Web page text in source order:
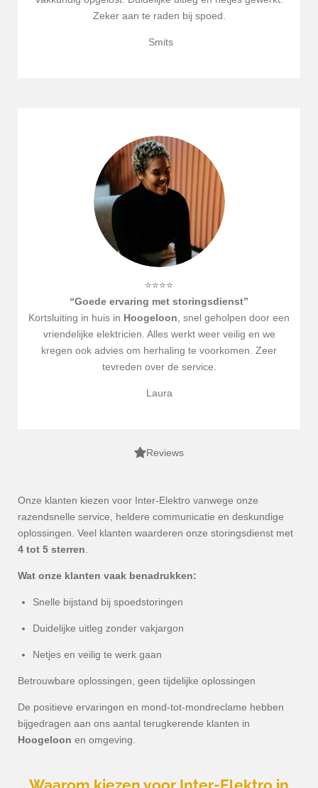
Zeker aan te raden bij spoed.
Smits
⭐⭐⭐⭐
“Goede ervaring met storingsdienst”
Kortsluiting in huis in Hoogeloon, snel geholpen door een
vriendelijke elektricien. Alles werkt weer veilig en we
kregen ook advies om herhaling te voorkomen. Zeer
tevreden over de service.
Laura
Reviews
Onze klanten kiezen voor Inter-Elektro vanwege onze
razendsnelle service, heldere communicatie en deskundige
oplossingen. Veel klanten waarderen onze storingsdienst met
4 tot 5 sterren
Wat onze klanten vaak benadrukken:
Snelle bijstand bij spoedstoringen
Duidelijke uitleg zonder vakjargon
Netjes en veilig te werk gaan
Betrouwbare oplossingen, geen tijdelijke oplossingen
De positieve ervaringen en mond-tot-mondreclame hebben
bijgedragen aan ons aantal terugkerende klanten in
Hoogeloon en omgeving.